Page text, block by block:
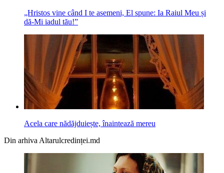
„Hristos vine când I te asemeni, El spune: Ia Raiul Meu și
dă‑Mi iadul tău!”
Acela care nădăjduiește, înaintează mereu
Din arhiva Altarulcredinței.md